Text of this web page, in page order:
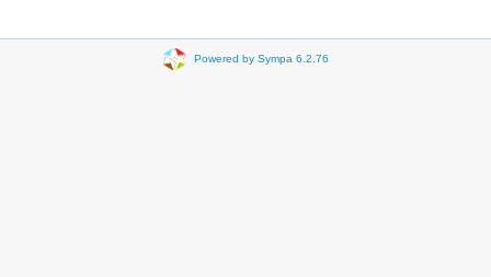
Powered by Sympa 6.2.76